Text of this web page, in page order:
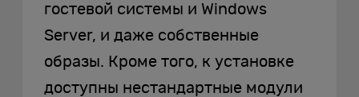
гостевой системы и Windows
Server, и даже собственные
образы. Кроме того, к установке
доступны нестандартные модули